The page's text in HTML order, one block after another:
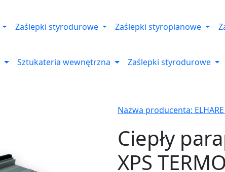
Zaślepki styrodurowe Zaślepki styropianowe
Sztukateria wewnętrzna Zaślepki styrodurowe
Nazwa producenta: ELHARE
Ciepły
XPS